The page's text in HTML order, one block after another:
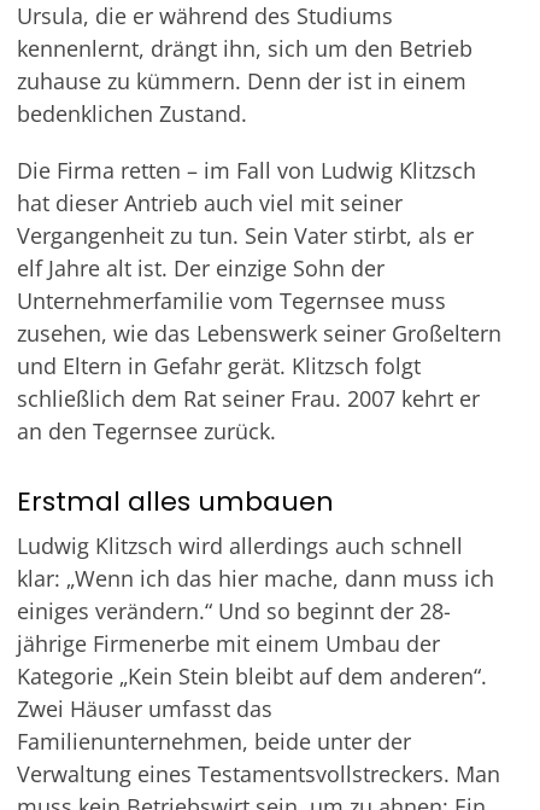
Ursula, die er während des Studiums
kennenlernt, drängt ihn, sich um den Betrieb
zuhause zu kümmern. Denn der ist in einem
bedenklichen Zustand.
Die Firma retten – im Fall von Ludwig Klitzsch
hat dieser Antrieb auch viel mit seiner
Vergangenheit zu tun. Sein Vater stirbt, als er
elf Jahre alt ist. Der einzige Sohn der
Unternehmerfamilie vom Tegernsee muss
zusehen, wie das Lebenswerk seiner Großeltern
und Eltern in Gefahr gerät. Klitzsch folgt
schließlich dem Rat seiner Frau. 2007 kehrt er
an den Tegernsee zurück.
Erstmal alles umbauen
Ludwig Klitzsch wird allerdings auch schnell
klar: „Wenn ich das hier mache, dann muss ich
einiges verändern.“ Und so beginnt der 28-
jährige Firmenerbe mit einem Umbau der
Kategorie „Kein Stein bleibt auf dem anderen“.
Zwei Häuser umfasst das
Familienunternehmen, beide unter der
Verwaltung eines Testamentsvollstreckers. Man